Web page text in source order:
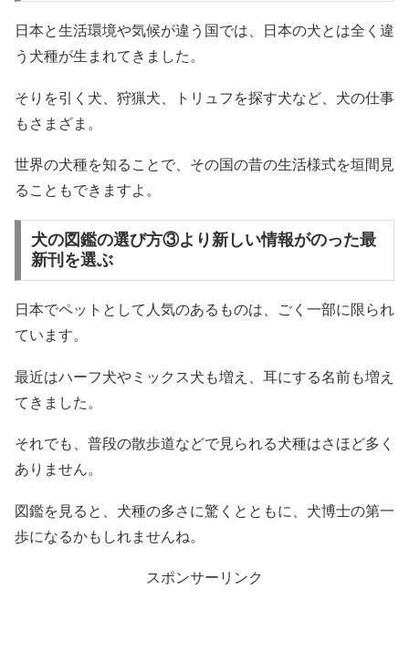
日本と生活環境や気候が違う国では、日本の犬とは全く違
う犬種が生まれてきました。
そりを引く犬、狩猟犬、トリュフを探す犬など、犬の仕事
もさまざま。
世界の犬種を知ることで、その国の昔の生活様式を垣間見
ることもできますよ。
犬の図鑑の選び方③より新しい情報がのった最
新刊を選ぶ
日本でペットとして人気のあるものは、ごく一部に限られ
ています。
最近はハーフ犬やミックス犬も増え、耳にする名前も増え
てきました。
それでも、普段の散歩道などで見られる犬種はさほど多く
ありません。
図鑑を見ると、犬種の多さに驚くとともに、犬博士の第一
歩になるかもしれませんね。
スポンサーリンク